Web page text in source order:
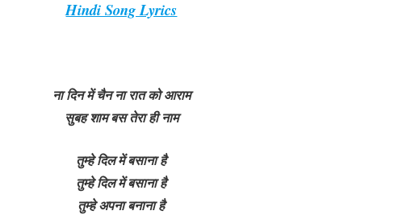
Hindi Song Lyrics
ना दिन में चैन ना रात को आराम
सुबह शाम बस तेरा ही नाम
तुम्हे दिल में बसाना है
तुम्हे दिल में बसाना है
तुम्हे अपना बनाना है